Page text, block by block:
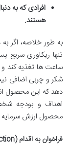
افرادی که به
هستند.
به طور خلاصه، اگر
تنها ریکاوری سریع
ساعت ها تغذیه کند و
شکر و چربی اضافی
دهد که این محصول
اهداف و بودجه
محصول ارزش سرمایه
فراخوان به اقدام (Call to Action)